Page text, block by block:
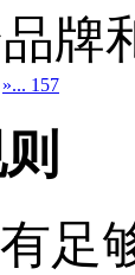
牌
»... 157
足